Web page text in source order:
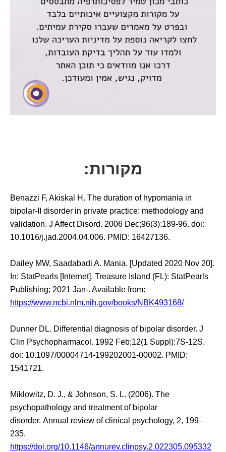
מקורות:
Benazzi F, Akiskal H. The duration of hypomania in
bipolar-II disorder in private practice: methodology and
validation. J Affect Disord. 2006 Dec;96(3):189-96. doi:
10.1016/j.jad.2004.04.006. PMID: 16427136.
Dailey MW, Saadabadi A. Mania. [Updated 2020 Nov 20].
In: StatPearls [Internet]. Treasure Island (FL): StatPearls
Publishing; 2021 Jan-. Available from:
https://www.ncbi.nlm.nih.gov/books/NBK493168/
Dunner DL. Differential diagnosis of bipolar disorder. J
Clin Psychopharmacol. 1992 Feb;12(1 Suppl):7S-12S.
doi: 10.1097/00004714-199202001-00002. PMID:
1541721.
Miklowitz, D. J., & Johnson, S. L. (2006). The
psychopathology and treatment of bipolar
disorder. Annual review of clinical psychology, 2, 199–
235.
https://doi.org/10.1146/annurev.clinpsy.2.022305.095332